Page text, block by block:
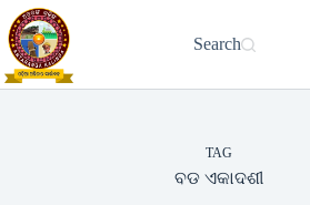
Skip
to
content
Search
TAG
ବଡ ଏକାଦଶୀ